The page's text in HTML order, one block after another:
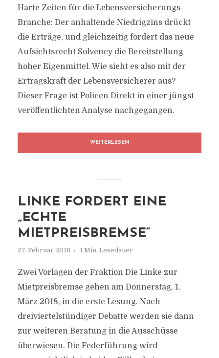
Harte Zeiten für die Lebensversicherungs-
Branche: Der anhaltende Niedrigzins drückt
die Erträge, und gleichzeitig fordert das neue
Aufsichtsrecht Solvency die Bereitstellung
hoher Eigenmittel. Wie sieht es also mit der
Ertragskraft der Lebensversicherer aus?
Dieser Frage ist Policen Direkt in einer jüngst
veröffentlichten Analyse nachgegangen.
WEITERLESEN
LINKE FORDERT EINE
„ECHTE
MIETPREISBREMSE“
27. Februar 2018 1 Min. Lesedauer
Zwei Vorlagen der Fraktion Die Linke zur
Mietpreisbremse gehen am Donnerstag, 1.
März 2018, in die erste Lesung. Nach
dreiviertelstündiger Debatte werden sie dann
zur weiteren Beratung in die Ausschüsse
überwiesen. Die Federführung wird